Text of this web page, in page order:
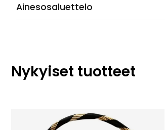
Ainesosaluettelo
Nykyiset tuotteet